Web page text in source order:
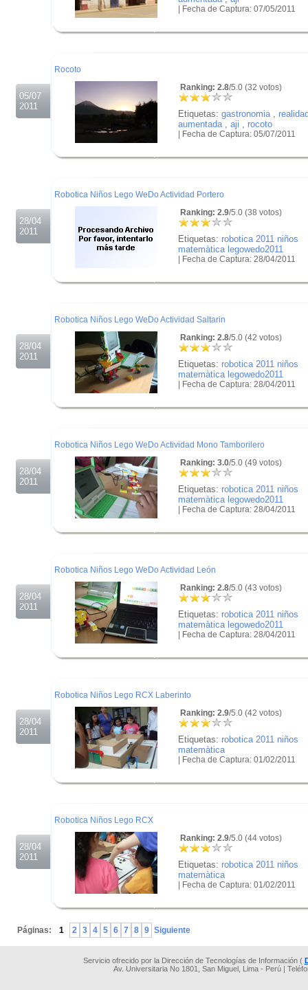
| Fecha de Captura: 07/05/2011
05/07
2011
Rocoto
Ranking: 2.8/5.0 (32 votos)
Etiquetas: gastronomia
aumentada
aji rocoto
| Fecha de Captura: 05/07/2011
28/04
2011
Robotica Niños Lego WeDo Actividad Portero
Ranking: 2.9/5.0 (38 votos)
Etiquetas: robotica 2011 niños
matemàtica legowedo2011
| Fecha de Captura: 28/04/2011
28/04
2011
Robotica Niños Lego WeDo Actividad Saltarin
Ranking: 2.8/5.0 (42 votos)
Etiquetas: robotica 2011 niños
matemàtica legowedo2011
| Fecha de Captura: 28/04/2011
28/04
2011
Robotica Niños Lego WeDo Actividad Mono Tamborilero
Ranking: 3.0/5.0 (49 votos)
Etiquetas: robotica 2011 niños
matemàtica legowedo2011
| Fecha de Captura: 28/04/2011
28/04
2011
Robotica Niños Lego WeDo Actividad León
Ranking: 2.8/5.0 (43 votos)
Etiquetas: robotica 2011 niños
matemàtica legowedo2011
| Fecha de Captura: 28/04/2011
28/04
2011
Robotica Niños Lego RCX Laberinto
Ranking: 2.9/5.0 (42 votos)
Etiquetas: robotica 2011 niños
matemàtica
| Fecha de Captura: 01/02/2011
28/04
2011
Robotica Niños Lego RCX
Ranking: 2.9/5.0 (44 votos)
Etiquetas: robotica 2011 niños
matemàtica
| Fecha de Captura: 01/02/2011
Páginas: 1 2 3 4 5 6 7 8 9 Siguiente
Servicio ofrecido por la Dirección de Tecnologías de Información (
Av. Universitaria No 1801, San Miguel, Lima - Perú |